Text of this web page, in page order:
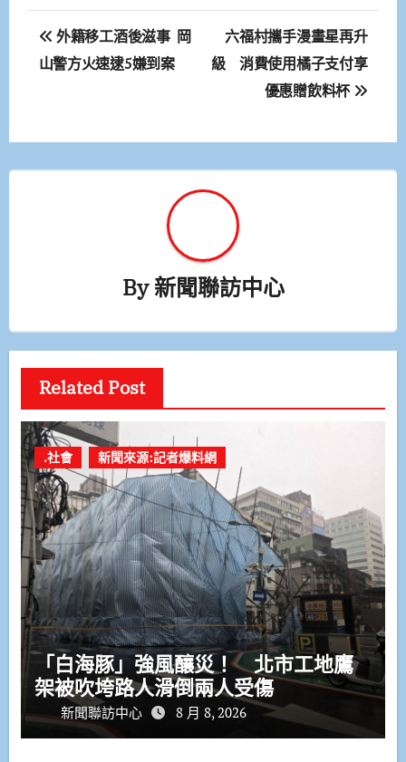
文
章
覽
外籍移工酒後滋事 岡
山警方火速逮5嫌到案
六福村攜手漫畫星再升
級 消費使用橘子支付享
優惠贈飲料杯
By新聞聯訪中心
Related Post
.社會 新聞來源:記者爆料網
「白海豚」強風釀災！ 北市工地鷹
架被吹垮路人滑倒兩人受傷
新聞聯訪中心 8 月 8, 2026